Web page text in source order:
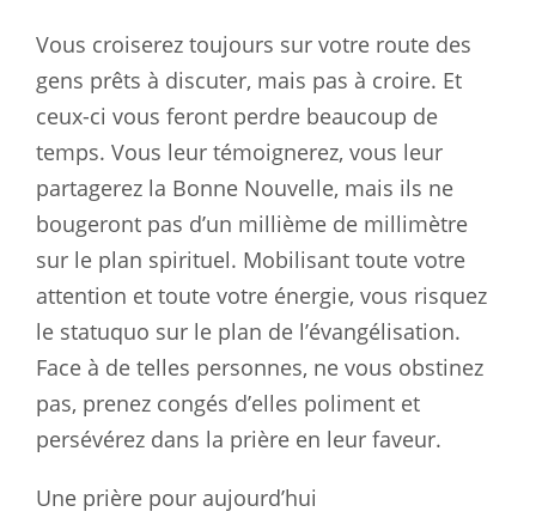
Vous croiserez toujours sur votre route des
gens prêts à discuter, mais pas à croire. Et
ceux-ci vous feront perdre beaucoup de
temps. Vous leur témoignerez, vous leur
partagerez la Bonne Nouvelle, mais ils ne
bougeront pas d’un millième de millimètre
sur le plan spirituel. Mobilisant toute votre
attention et toute votre énergie, vous risquez
le statuquo sur le plan de l’évangélisation.
Face à de telles personnes, ne vous obstinez
pas, prenez congés d’elles poliment et
persévérez dans la prière en leur faveur.
Une prière pour aujourd’hui